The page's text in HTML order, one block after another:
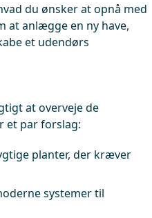
du ønsker at opnå med
at anlægge en ny have,
et udendørs
at overveje de
et par forslag:
planter, der kræver
systemer til